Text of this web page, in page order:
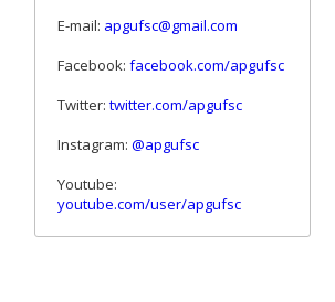
E-mail: apgufsc@gmail.com
Facebook: facebook.com/apgufsc
Twitter: twitter.com/apgufsc
Instagram: @apgufsc
Youtube:
youtube.com/user/apgufsc